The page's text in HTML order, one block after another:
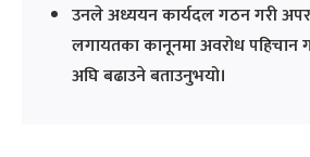
उनले अध्ययन कार्यदल गठन गरी
लगायतका कानूनमा अवरोध पहिचान
अघि बढाउने बताउनुभयो।